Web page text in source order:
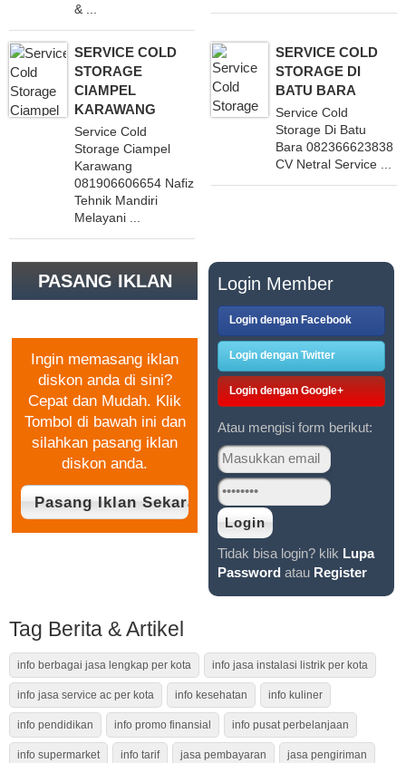
& ...
SERVICE COLD
STORAGE
CIAMPEL
KARAWANG
Service Cold
Storage Ciampel
Karawang
081906606654 Nafiz
Tehnik Mandiri
Melayani ...
SERVICE COLD
STORAGE DI
BATU BARA
Service Cold
Storage Di Batu
Bara 082366623838
CV Netral Service ...
PASANG IKLAN
Ingin memasang iklan
diskon anda di sini?
Cepat dan Mudah. Klik
Tombol di bawah ini dan
silahkan pasang iklan
diskon anda.
Login Member
Login dengan Facebook
Login dengan Twitter
Login dengan Google+
Atau mengisi form berikut:
Tidak bisa login? klik Lupa
Password atau Register
Tag Berita & Artikel
info berbagai jasa lengkap per kota info jasa instalasi listrik per kota
info jasa service ac per kota info kesehatan info kuliner
info pendidikan info promo finansial info pusat perbelanjaan
info supermarket info tarif jasa pembayaran jasa pengiriman